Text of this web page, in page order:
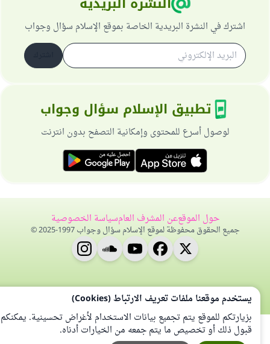
اشترك في النشرة البريدية الخاصة بموقع الإسلام سؤال وجواب
اشترك
تطبيق الإسلام سؤال وجواب
لوصول أسرع للمحتوى وإمكانية التصفح بدون انترنت
حول الموقععن المشرف العامسياسة الخصوصية
جميع الحقوق محفوظة لموقع الإسلام سؤال وجواب 1997-2025 ©
يستخدم موقعنا ملفات تعريف الارتباط (Cookies)
بزيارتكم للموقع يتم تجميع بيانات الاستخدام لأغراض تحسينية. يمكنكم
قبول ذلك أو تخصيص ما يتم جمعه من الخيارات أدناه.